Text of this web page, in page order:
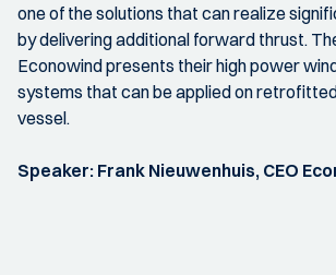
one of the solutions that can realize
by delivering additional forward thrust.
Econowind presents their high power
systems that can be applied on
vessel.
Speaker: Frank Nieuwenhuis, CEO